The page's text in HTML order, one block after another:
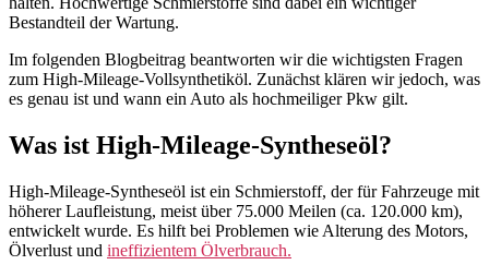
Bestandteil der Wartung.
Im folgenden Blogbeitrag beantworten wir die wichtigsten Fragen
zum High-Mileage-Vollsynthetiköl. Zunächst klären wir jedoch, was
es genau ist und wann ein Auto als hochmeiliger Pkw gilt.
Was ist High-Mileage-Syntheseöl?
High-Mileage-Syntheseöl ist ein Schmierstoff, der für Fahrzeuge mit
höherer Laufleistung, meist über 75.000 Meilen (ca. 120.000 km),
entwickelt wurde. Es hilft bei Problemen wie Alterung des Motors,
Ölverlust und ineffizientem Ölverbrauch.